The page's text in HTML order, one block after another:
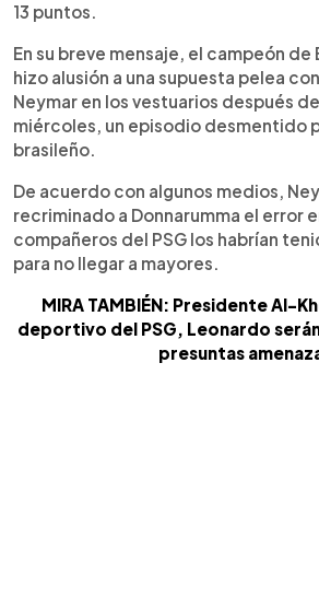
13 puntos.
En su breve mensaje, el campeón de
hizo alusión a una supuesta pelea
Neymar en los vestuarios después
miércoles, un episodio desmentido
brasileño.
De acuerdo con algunos medios,
recriminado a Donnarumma el error
compañeros del PSG los habrían
para no llegar a mayores.
MIRA TAMBIÉN: Presidente Al-
deportivo del PSG, Leonardo
presuntas